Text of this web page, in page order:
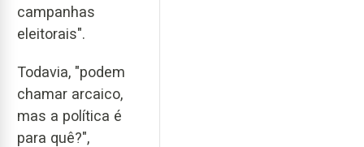
campanhas
eleitorais".
Todavia, "podem
chamar arcaico,
mas a política é
para quê?",